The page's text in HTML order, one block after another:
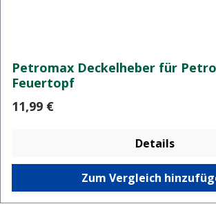
Petromax Deckelheber für
Feuertopf
Regulärer Preis:
11,99 €
Details
Zum Vergleich